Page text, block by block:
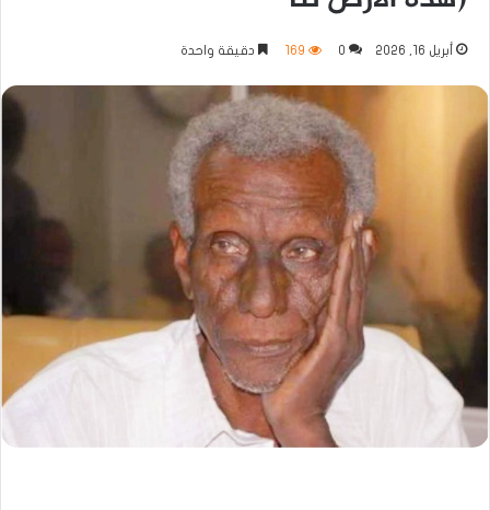
أبريل 16, 2026 0
169 دقيقة واحدة